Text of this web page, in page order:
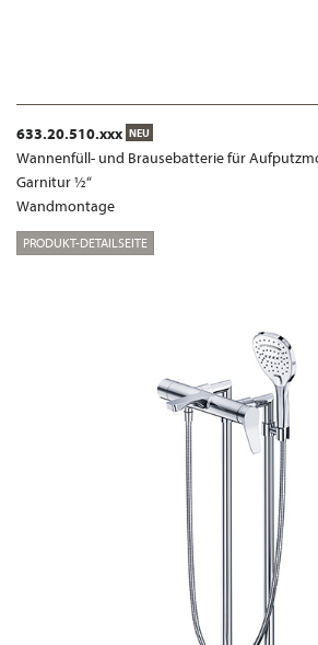
633.20.510.xxx NEU
Wannenfüll- und Brausebatterie für
Garnitur ½“
Wandmontage
PRODUKT-DETAILSEITE